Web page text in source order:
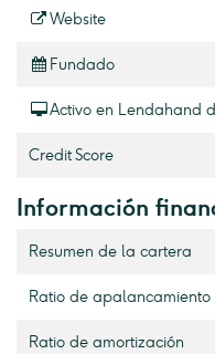
Website
Fundado
Activo en Lendahand
Credit Score
Información
Resumen de la cartera
Ratio de apalancamiento
Ratio de amortización